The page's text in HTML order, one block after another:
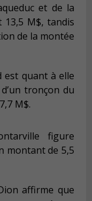
et de la
M$, tandis
de la montée
est quant à elle
tronçon du
M$.
figure
montant de 5,5
affirme que